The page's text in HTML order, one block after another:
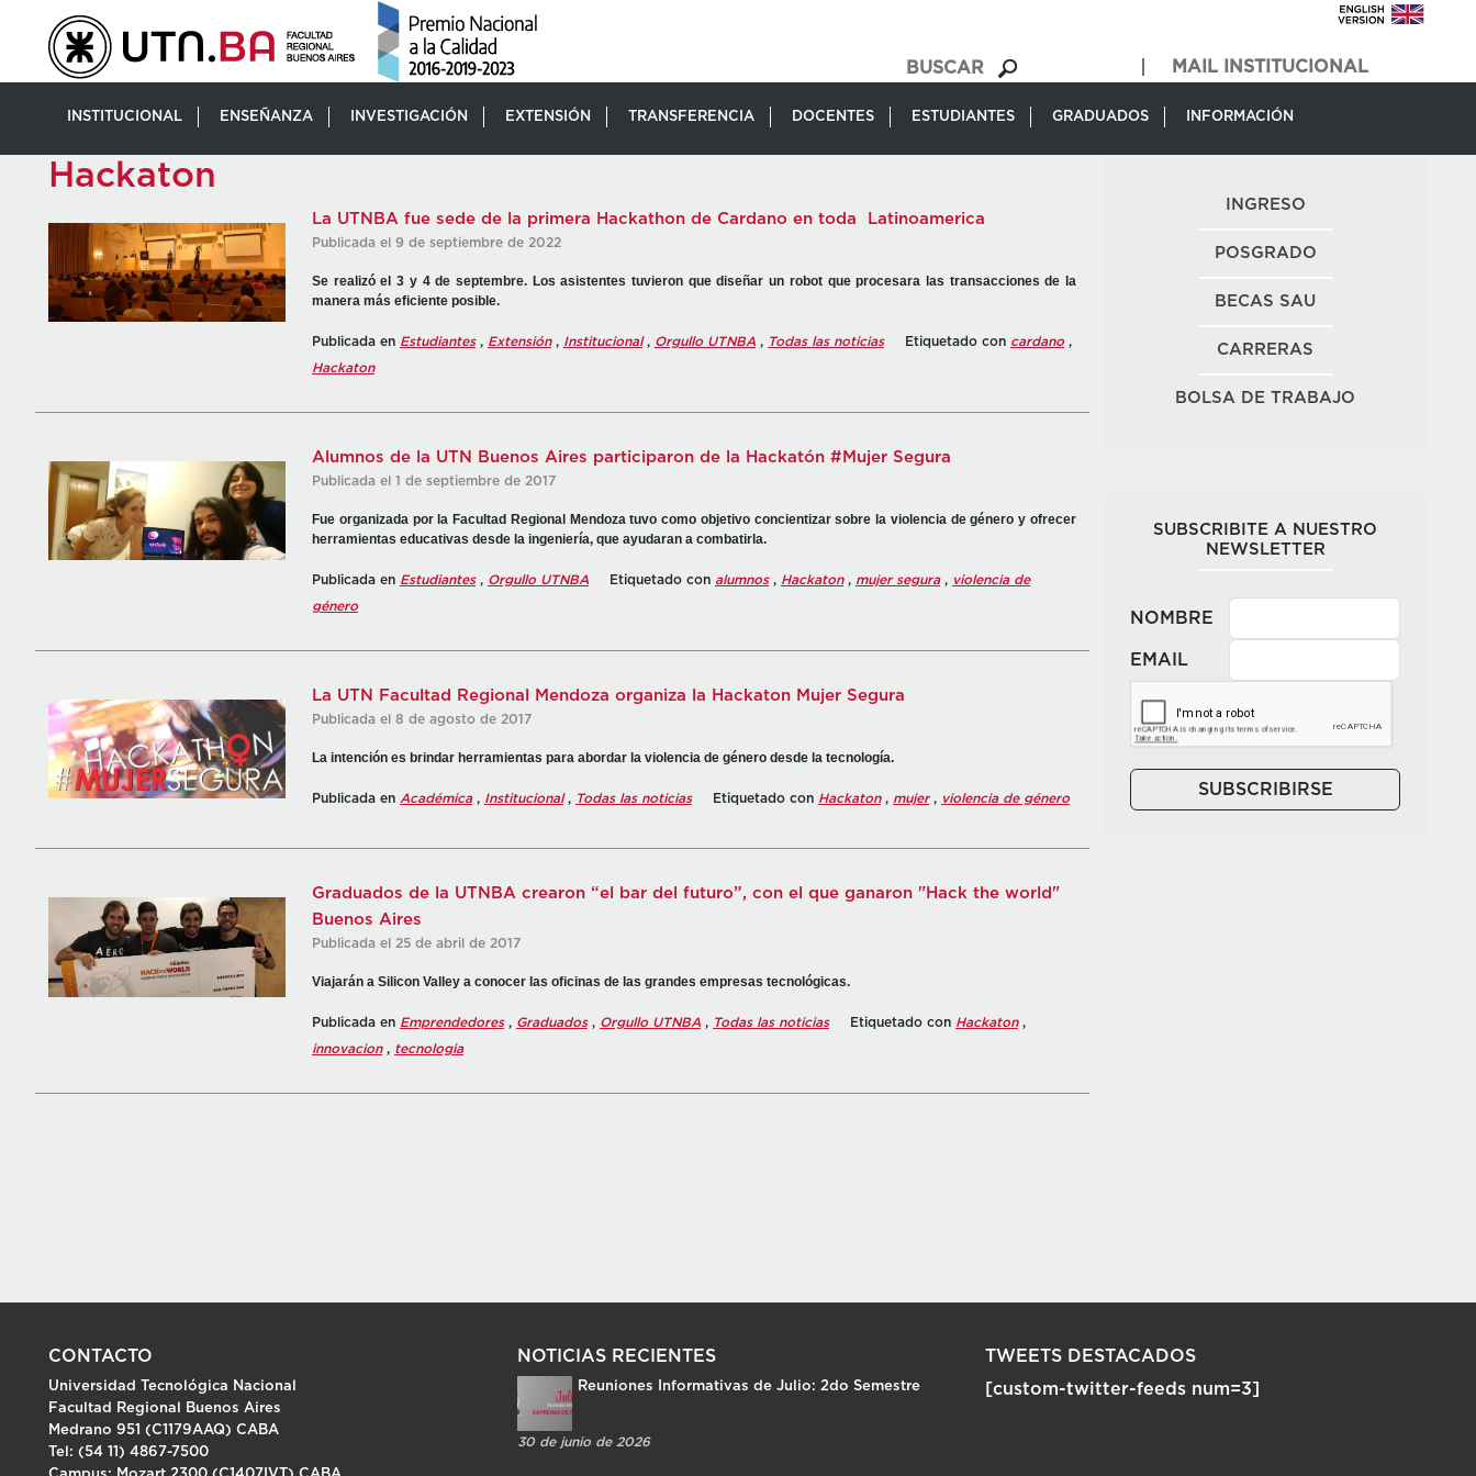
MAIL INSTITUCIONAL
INSTITUCIONAL ENSEÑANZA INVESTIGACIÓN EXTENSIÓN TRANSFERENCIA DOCENTES ESTUDIANTES GRADUADOS INFORMACIÓN
Hackaton
La UTNBA fue sede de la primera Hackathon de Cardano en toda Latinoamerica
Publicada el 9 de septiembre de 2022
Se realizó el 3 y 4 de septembre. Los asistentes tuvieron que diseñar un robot que procesara las transacciones de la
manera más eficiente posible.
Publicada en Estudiantes, Extensión, Institucional, Orgullo UTNBA , Todas las noticias Etiquetado con cardano,
Hackaton
Alumnos de la UTN Buenos Aires participaron de la Hackatón #Mujer Segura
Publicada el 1 de septiembre de 2017
Fue organizada por la Facultad Regional Mendoza tuvo como objetivo concientizar sobre la violencia de género y ofrecer
herramientas educativas desde la ingeniería, que ayudaran a combatirla.
Publicada en Estudiantes, Orgullo UTNBA Etiquetado con alumnos, Hackaton, mujer segura, violencia de
género
La UTN Facultad Regional Mendoza organiza la Hackaton Mujer Segura
Publicada el 8 de agosto de 2017
La intención es brindar herramientas para abordar la violencia de género desde la tecnología.
Publicada en Académica, Institucional, Todas las noticias Etiquetado con Hackaton, mujer, violencia de género
Graduados de la UTNBA crearon “el bar del futuro”, con el que ganaron "Hack the world"
Buenos Aires
Publicada el 25 de abril de 2017
Viajarán a Silicon Valley a conocer las oficinas de las grandes empresas tecnológicas.
Publicada en Emprendedores, Graduados, Orgullo UTNBA , Todas las noticias Etiquetado con Hackaton,
innovacion, tecnologia
INGRESO
POSGRADO
BECAS SAU
CARRERAS
BOLSA DE TRABAJO
SUBSCRIBITE A NUESTRO
NEWSLETTER
NOMBRE
EMAIL
SUBSCRIBIRSE
CONTACTO
Universidad Tecnológica Nacional
Facultad Regional Buenos Aires
Medrano 951 (C1179AAQ) CABA
Tel: (54 11) 4867-7500
NOTICIAS RECIENTES
Reuniones Informativas de Julio: 2do Semestre
30 de junio de 2026
TWEETS DESTACADOS
[custom-twitter-feeds num=3]